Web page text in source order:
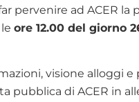
pervenire ad ACER la
ore 12.00 del giorno
visione alloggi e
pubblica di ACER in